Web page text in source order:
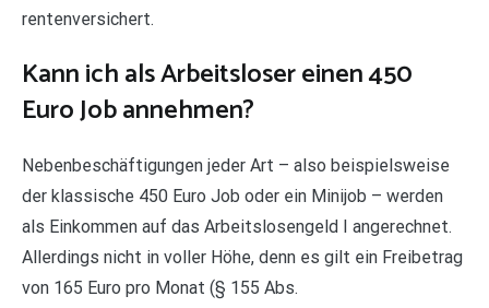
rentenversichert.
Kann ich als Arbeitsloser einen 450
Euro Job annehmen?
Nebenbeschäftigungen jeder Art – also beispielsweise
der klassische 450 Euro Job oder ein Minijob – werden
als Einkommen auf das Arbeitslosengeld I angerechnet.
Allerdings nicht in voller Höhe, denn es gilt ein Freibetrag
von 165 Euro pro Monat (§ 155 Abs.